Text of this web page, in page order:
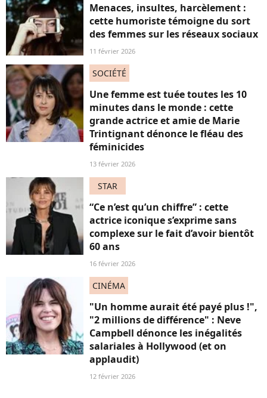
Menaces, insultes, harcèlement :
cette humoriste témoigne du sort
des femmes sur les réseaux sociaux
11 février 2026
SOCIÉTÉ
Une femme est tuée toutes les 10
minutes dans le monde : cette
grande actrice et amie de Marie
Trintignant dénonce le fléau des
féminicides
13 février 2026
STAR
“Ce n’est qu’un chiffre” : cette
actrice iconique s’exprime sans
complexe sur le fait d’avoir bientôt
60 ans
16 février 2026
CINÉMA
"Un homme aurait été payé plus !",
"2 millions de différence" : Neve
Campbell dénonce les inégalités
salariales à Hollywood (et on
applaudit)
12 février 2026